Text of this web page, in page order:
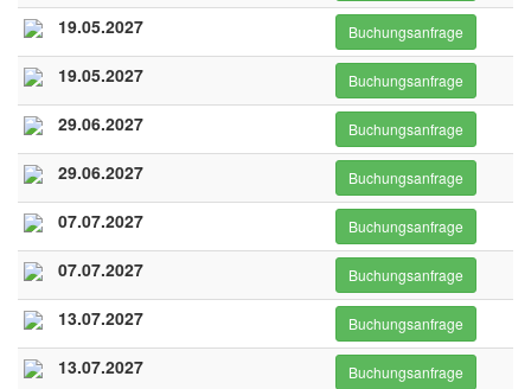
19.05.2027 Buchungsanfrage
19.05.2027 Buchungsanfrage
29.06.2027 Buchungsanfrage
29.06.2027 Buchungsanfrage
07.07.2027 Buchungsanfrage
07.07.2027 Buchungsanfrage
13.07.2027 Buchungsanfrage
13.07.2027 Buchungsanfrage